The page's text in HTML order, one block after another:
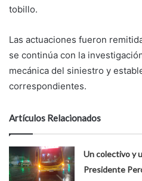
tobillo.
Las actuaciones fueron
se continúa con la
mecánica del siniestro y
correspondientes.
Artículos Relacionados
Un colectivo y
Presidente